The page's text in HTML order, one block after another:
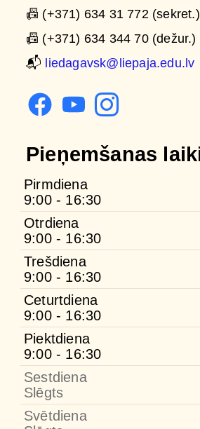
📠 (+371) 634 31 772 (sekret.)
📠 (+371) 634 344 70 (dežur.)
📬 liedagavsk@liepaja.edu.lv
Pieņemšanas
Pirmdiena
9:00 - 16:30
Otrdiena
9:00 - 16:30
Trešdiena
9:00 - 16:30
Ceturtdiena
9:00 - 16:30
Piektdiena
9:00 - 16:30
Sestdiena
Slēgts
Svētdiena